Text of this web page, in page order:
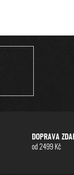
DOPRAVA
od 2499 Kč